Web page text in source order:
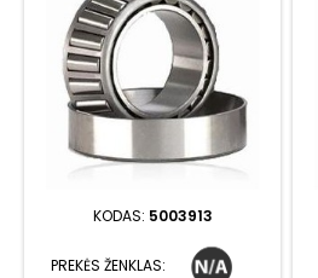
KODAS: 5003913
PREKĖS ŽENKLAS: